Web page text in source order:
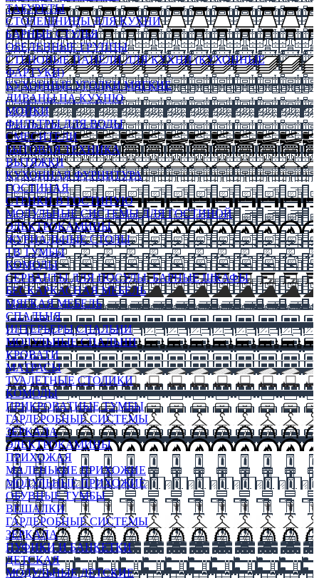
ТАБУРЕТЫ
СТОЛЕШНИЦЫ ДЛЯ КУХНИ
БАРНЫЕ СТУЛЬЯ
ОБЕДЕННЫЕ ГРУППЫ
СТЕНОВЫЕ ПАНЕЛИ ДЛЯ КУХНИ (КУХОННЫЕ
ФАРТУКИ)
КУХОННЫЕ УГОЛКИ МЯГКИЕ
ДИВАНЫ НА КУХНЮ
МОЙКИ
ФИЛЬТРЫ ДЛЯ ВОДЫ
СМЕСИТЕЛИ
БЫТОВАЯ ТЕХНИКА
ВЫТЯЖКИ
КУХОННАЯ ФУРНИТУРА
ГОСТИНАЯ
СТЕНКИ В ГОСТИНУЮ
МОДУЛЬНЫЕ СИСТЕМЫ ДЛЯ ГОСТИНОЙ
ЭЛЕКТРОКАМИНЫ
ЖУРНАЛЬНЫЕ СТОЛЫ
ТВ ТУМБЫ
КОМОДЫ
СЕРВАНТЫ ДЛЯ ПОСУДЫ, БАРНЫЕ ШКАФЫ
БЕСКАРКАСНАЯ МЕБЕЛЬ
МЯГКАЯ МЕБЕЛЬ
СПАЛЬНЯ
ИНТЕРЬЕРЫ СПАЛЬНИ
МОДУЛЬНЫЕ СПАЛЬНИ
КРОВАТИ
МАТРАСЫ
ТУАЛЕТНЫЕ СТОЛИКИ
КОМОДЫ
ПРИКРОВАТНЫЕ ТУМБЫ
ГАРДЕРОБНЫЕ СИСТЕМЫ
ЗЕРКАЛА
ЭЛЕКТРОКАМИНЫ
ПРИХОЖАЯ
МАЛЕНЬКИЕ ПРИХОЖИЕ
МОДУЛЬНЫЕ ПРИХОЖИЕ
ОБУВНЫЕ ТУМБЫ
ВЕШАЛКИ
ГАРДЕРОБНЫЕ СИСТЕМЫ
ЗЕРКАЛА
ПУФИКИ И БАНКЕТКИ
ДЕТСКАЯ
МОДУЛЬНЫЕ ДЕТСКИЕ